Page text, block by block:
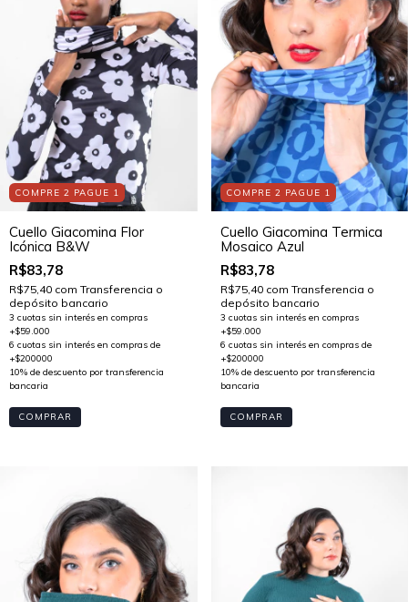
COMPRE 2 PAGUE 1
Cuello Giacomina Flor
Icónica B&W
R$83,78
R$75,40 com Transferencia o
depósito bancario
COMPRE 2 PAGUE 1
Cuello Giacomina Termica
Mosaico Azul
R$83,78
R$75,40 com Transferencia o
depósito bancario